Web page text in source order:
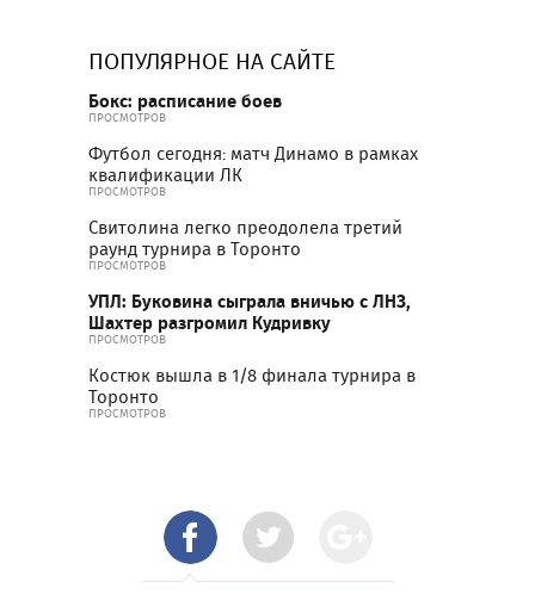
ПОПУЛЯРНОЕ НА САЙТЕ
Бокс: расписание боев
ПРОСМОТРОВ
Футбол сегодня: матч Динамо в рамках
квалификации ЛК
ПРОСМОТРОВ
Свитолина легко преодолела третий
раунд турнира в Торонто
ПРОСМОТРОВ
УПЛ: Буковина сыграла вничью с ЛНЗ,
Шахтер разгромил Кудривку
ПРОСМОТРОВ
Костюк вышла в 1/8 финала турнира в
Торонто
ПРОСМОТРОВ